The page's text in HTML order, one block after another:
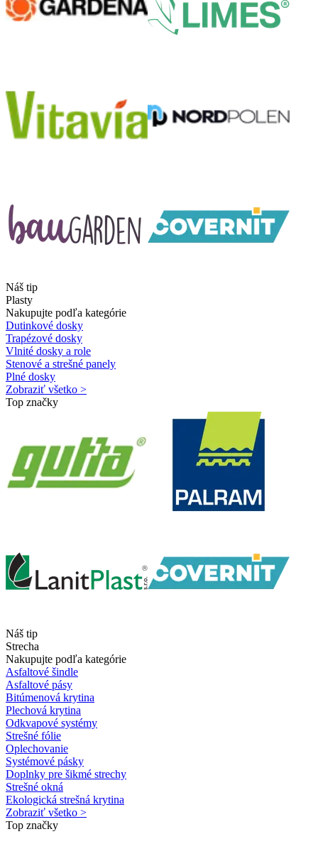
Náš tip
Plasty
Nakupujte podľa kategórie
Dutinkové dosky
Trapézové dosky
Vlnité dosky a role
Stenové a strešné panely
Plné dosky
Zobraziť všetko >
Top značky
Náš tip
Strecha
Nakupujte podľa kategórie
Asfaltové šindle
Asfaltové pásy
Bitúmenová krytina
Plechová krytina
Odkvapové systémy
Strešné fólie
Oplechovanie
Systémové pásky
Doplnky pre šikmé strechy
Strešné okná
Ekologická strešná krytina
Zobraziť všetko >
Top značky